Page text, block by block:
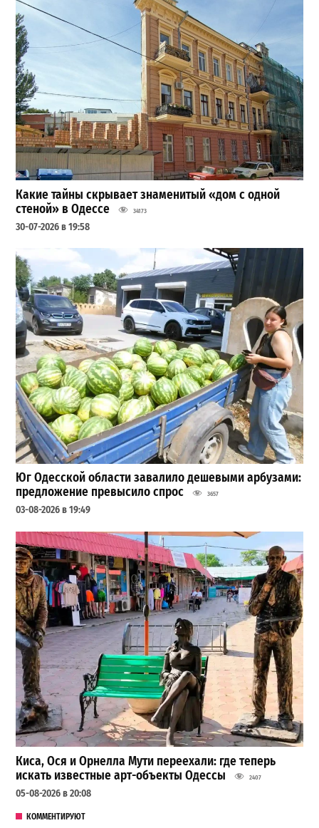
Какие тайны скрывает знаменитый «дом с одной
стеной» в Одессе
34173
30-07-2026 в 19:58
Юг Одесской области завалило дешевыми арбузами:
предложение превысило спрос
3657
03-08-2026 в 19:49
Киса, Ося и Орнелла Мути переехали: где теперь
искать известные арт-объекты Одессы
2407
05-08-2026 в 20:08
КОММЕНТИРУЮТ